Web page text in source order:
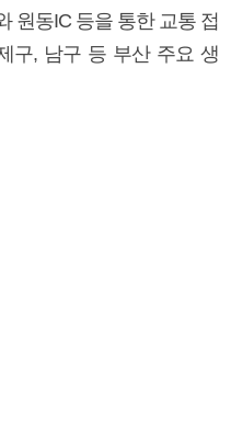
원동IC 등을 통한 교통 접
구, 남구 등 부산 주요 생